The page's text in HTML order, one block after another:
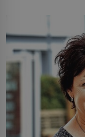
Jsme spolu moc